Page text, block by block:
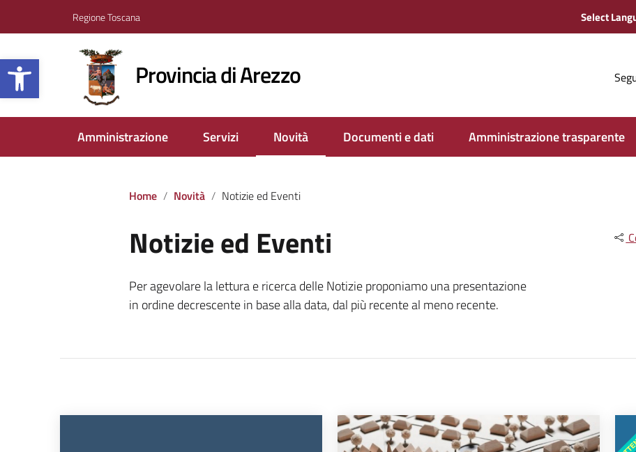
Apri la barra degli strumenti
Regione Toscana
Provincia di Arezzo
Amministrazione Servizi Novità Documenti e dati Amministrazione trasparente
Home Novità Notizie ed Eventi
Notizie ed Eventi
Per agevolare la lettura e ricerca delle Notizie proponiamo una presentazione
in ordine decrescente in base alla data, dal più recente al meno recente.